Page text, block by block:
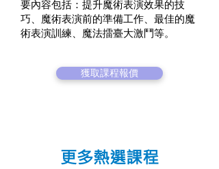
要內容包括：提升魔術表演效果的技
巧、魔術表演前的準備工作、最佳的魔
術表演訓練、魔法擂臺大激鬥等。
獲取課程報價
更多熱選課程